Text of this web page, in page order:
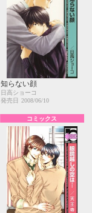
知らない顔
日高ショーコ
発売日
2008/06/10
コミックス